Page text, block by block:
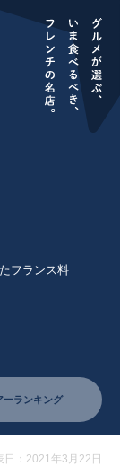
フランス料
ーランキング
日：2021年3月22日